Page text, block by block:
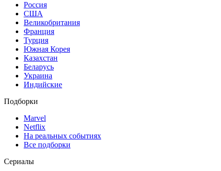
Россия
США
Великобритания
Франция
Турция
Южная Корея
Казахстан
Беларусь
Украина
Индийские
Подборки
Marvel
Netflix
На реальных событиях
Все подборки
Сериалы